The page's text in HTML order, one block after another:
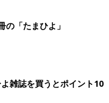
の「たまひよ」
雑誌を買うとポイント10